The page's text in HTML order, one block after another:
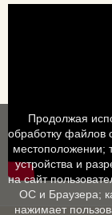
Продолжая
обработку файлов
местоположении;
устройства и
на сайт
ОС и Браузера;
нажимает